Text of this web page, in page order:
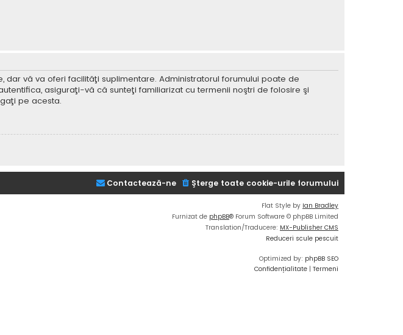
vă va oferi facilităţi suplimentare. Administratorul forumului poate de
asiguraţi-vă că sunteţi familiarizat cu termenii noştri de folosire şi
pe acesta.
Şterge toate cookie-urile forumului
Contactează-ne
Flat Style by Ian Bradley
Furnizat de phpBB® Forum Software © phpBB Limited
Translation/Traducere: MX-Publisher CMS
Reduceri scule pescuit
Optimized by: phpBB SEO
Confidențialitate | Termeni